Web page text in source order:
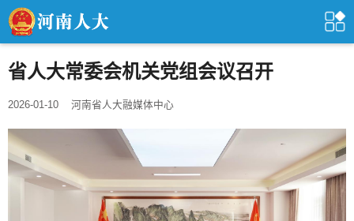
省人大常委会机关党组会议召开
2026-01-10 河南省人大融媒体中心